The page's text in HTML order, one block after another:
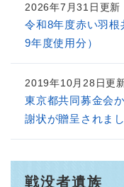
2026年7月31日更新
令和8年度赤い羽
9年度使用分）
2019年10月28日更
東京都共同募金会
謝状が贈呈されま
戦没者遺族